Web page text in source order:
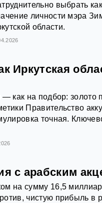
выбрать
личности мэра
области.
Иркутская
— как на подбор: золото
Правительство
точная.
с арабским
на сумму 16,5
чистую прибыль в